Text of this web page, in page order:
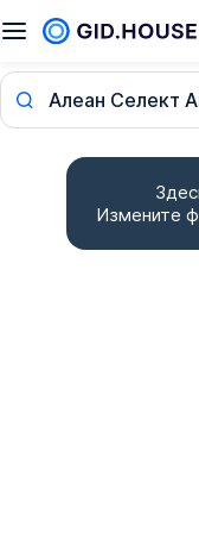
Алеан Селект
Измените